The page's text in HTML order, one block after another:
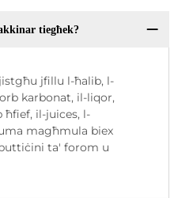
tiegħek?
jfillu l-ħalib, l-
karbonat, il-liqor,
ħfief, il-juices, l-
magħmula biex
ta' forom u